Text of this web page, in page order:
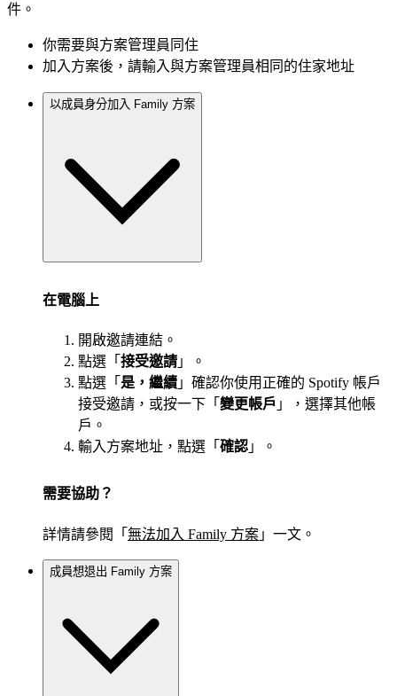
件。
你需要與方案管理員同住
加入方案後，請輸入與方案管理員相同的住家地址
以成員身分加入 Family 方案
在電腦上
開啟邀請連結。
點選「 接受邀請 」。
點選「 是，繼續 」確認你使用正確的 Spotify 帳戶
接受邀請，或按一下「 變更帳戶 」，選擇其他帳
戶。
輸入方案地址，點選「 確認 」。
需要協助？
詳情請參閱「 無法加入 Family 方案 」一文。
成員想退出 Family 方案